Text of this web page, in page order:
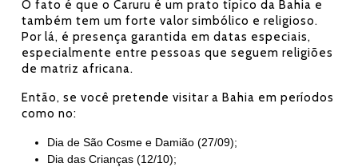
O fato é que o Caruru é um prato típico da Bahia e
também tem um forte valor simbólico e religioso.
Por lá, é presença garantida em datas especiais,
especialmente entre pessoas que seguem religiões
de matriz africana.
Então, se você pretende visitar a Bahia em períodos
como no:
Dia de São Cosme e Damião (27/09);
Dia das Crianças (12/10);